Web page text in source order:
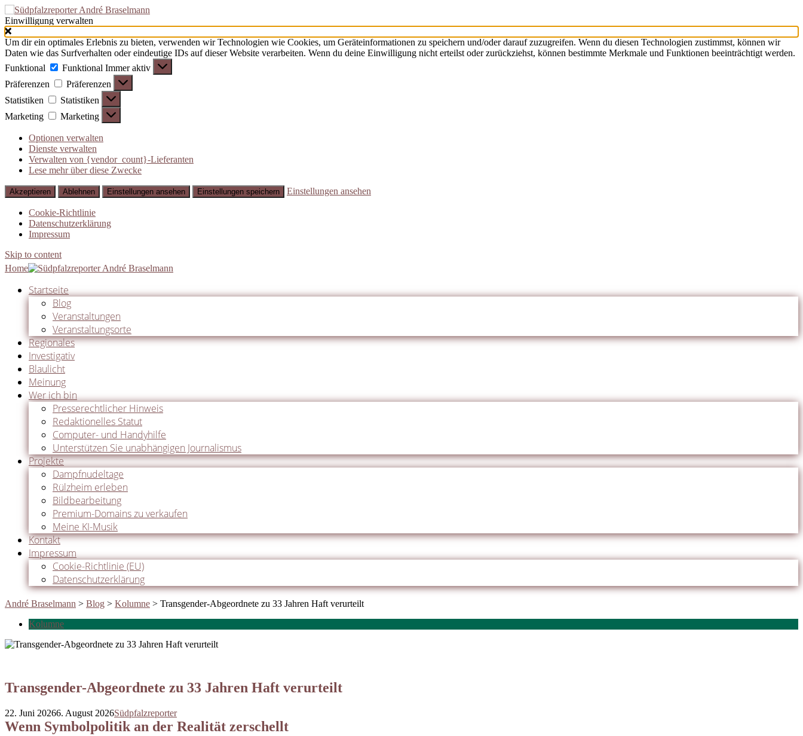
Einwilligung verwalten
Um dir ein optimales Erlebnis zu bieten, verwenden wir Technologien wie Cookies, um Geräteinformationen zu speichern und/oder darauf zuzugreifen. Wenn du diesen Technologien zustimmst, können wir
Daten wie das Surfverhalten oder eindeutige IDs auf dieser Website verarbeiten. Wenn du deine Einwilligung nicht erteilst oder zurückziehst, können bestimmte Merkmale und Funktionen beeinträchtigt werden.
Funktional
Funktional Immer aktiv
Präferenzen
Präferenzen
Statistiken
Statistiken
Marketing
Marketing
Optionen verwalten
Dienste verwalten
Verwalten von {vendor_count}-Lieferanten
Lese mehr über diese Zwecke
Akzeptieren Ablehnen Einstellungen ansehen Einstellungen speichern Einstellungen ansehen
Cookie-Richtlinie
Datenschutzerklärung
Impressum
Skip to content
Home
Startseite
Blog
Veranstaltungen
Veranstaltungsorte
Regionales
Investigativ
Blaulicht
Meinung
Wer ich bin
Presserechtlicher Hinweis
Redaktionelles Statut
Computer- und Handyhilfe
Unterstützen Sie unabhängigen Journalismus
Projekte
Dampfnudeltage
Rülzheim erleben
Bildbearbeitung
Premium-Domains zu verkaufen
Meine KI-Musik
Kontakt
Impressum
Cookie-Richtlinie (EU)
Datenschutzerklärung
André Braselmann > Blog > Kolumne > Transgender-Abgeordnete zu 33 Jahren Haft verurteilt
Kolumne
Transgender-Abgeordnete zu 33 Jahren Haft verurteilt
22. Juni 20266. August 2026Südpfalzreporter
Wenn Symbolpolitik an der Realität zerschellt